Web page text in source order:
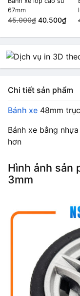
67mm
45.000₫ 40.500₫
Chi tiết sản phẩm
Bánh xe 48mm
Bánh xe bằng
hơn
Hình ảnh sản
3mm